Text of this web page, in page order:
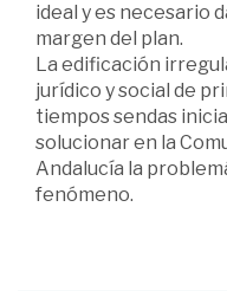
ideal y es necesario
margen del plan.
La edificación
jurídico y social de
tiempos sendas
solucionar en la
Andalucía la
fenómeno.